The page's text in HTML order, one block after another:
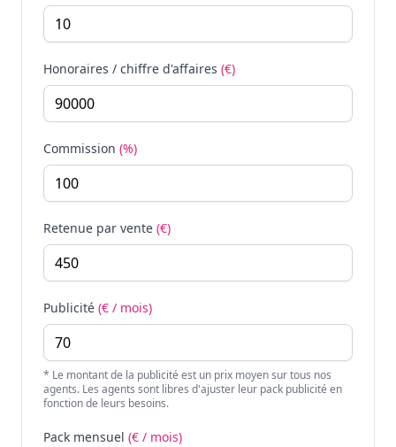
Honoraires / chiffre d'affaires (€)
Commission (%)
Retenue par vente (€)
Publicité (€ / mois)
* Le montant de la publicité est un prix moyen sur tous nos
agents. Les agents sont libres d'ajuster leur pack publicité en
fonction de leurs besoins.
Pack mensuel (€ / mois)